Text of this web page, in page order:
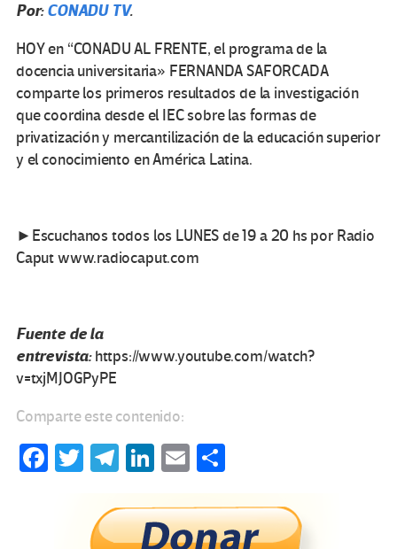
Por:CONADU TV.
HOY en “CONADU AL FRENTE, el programa de la
docencia universitaria» FERNANDA SAFORCADA
comparte los primeros resultados de la investigación
que coordina desde el IEC sobre las formas de
privatización y mercantilización de la educación superior
y el conocimiento en América Latina.
►Escuchanos todos los LUNES de 19 a 20 hs por Radio
Caput www.radiocaput.com
Fuente de la
entrevista:https://www.youtube.com/watch?
v=txjMJOGPyPE
Comparte este contenido:
Fa T
tt
Te
gr
Li
ke
E
ail m